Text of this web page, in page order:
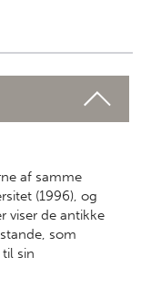
af samme
(1996), og
viser de antikke
som
sin